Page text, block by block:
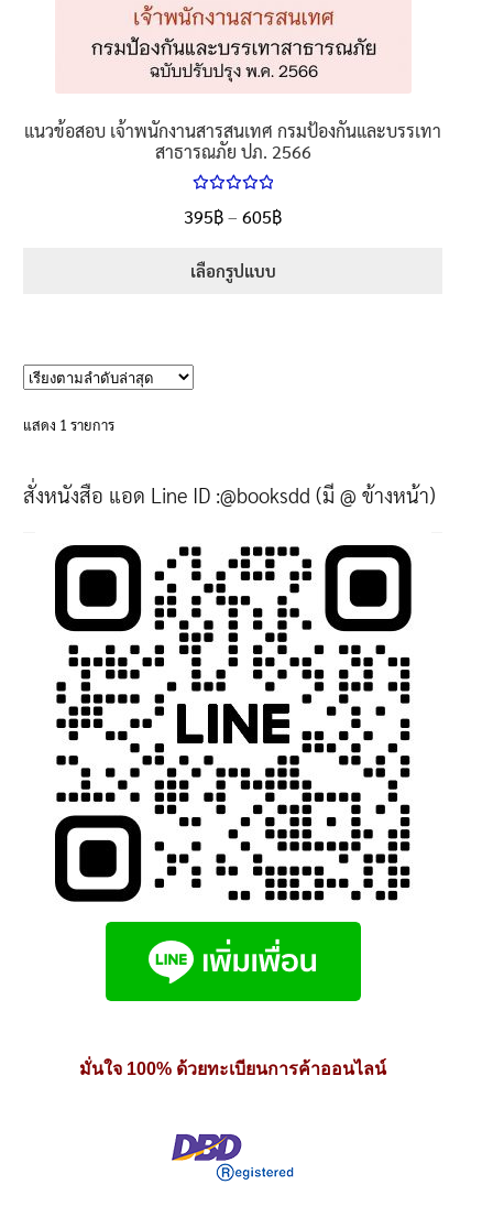
แนวข้อสอบ เจ้าพนักงานสารสนเทศ กรมป้องกันและบรรเทา
สาธารณภัย ปภ. 2566
5.00
ตั้งแต่
395฿– 605฿Price
เลือกรูปแบบ
may
chosen
on
the
product
page
แสดง 1 รายการ
สั่งหนังสือ แอด Line ID :@booksdd (มี @ ข้างหน้า)
มั่นใจ 100% ด้วยทะเบียนการค้าออนไลน์